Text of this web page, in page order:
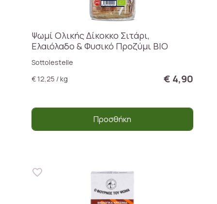
Ψωμί Ολικής Δίκοκκο Σιτάρι,
Ελαιόλαδο & Φυσικό Προζύμι ΒΙΟ
Sottolestelle
€ 12,25 / kg
€ 4,90
Προσθήκη